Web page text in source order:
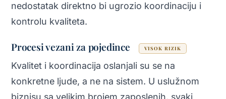
nedostatak direktno bi ugrozio koordinaciju i
kontrolu kvaliteta.
Procesi vezani za pojedince VISOK RIZIK
Kvalitet i koordinacija oslanjali su se na
konkretne ljude, a ne na sistem. U uslužnom
biznisu sa velikim brojem zaposlenih, svaki